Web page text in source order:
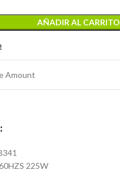
AÑADIR AL CARRITO
Amount
:
225W